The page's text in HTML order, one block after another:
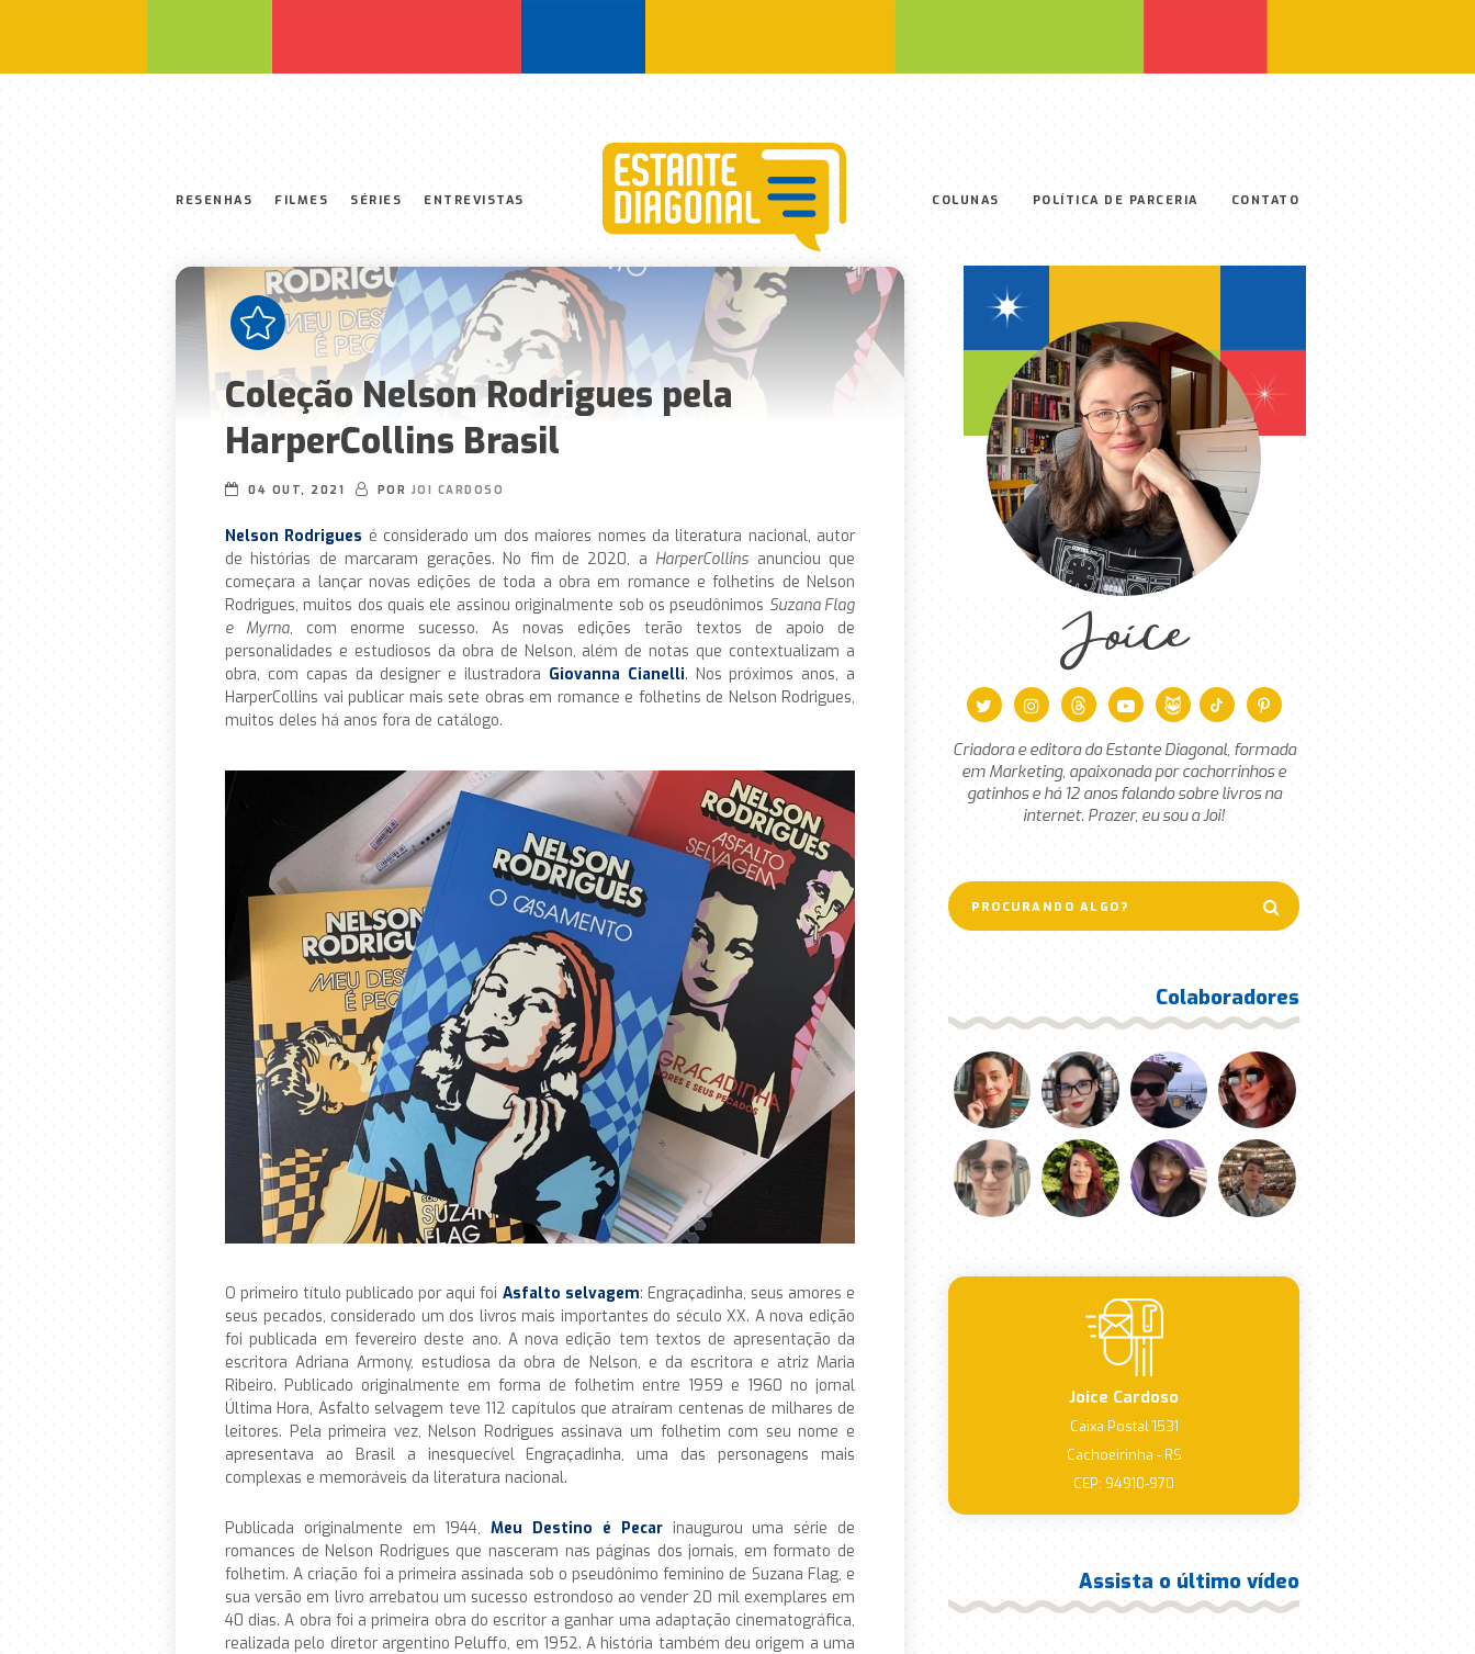
RESENHAS FILMES SÉRIES ENTREVISTAS COLUNAS POLÍTICA DE PARCERIA CONTATO
Coleção Nelson Rodrigues pela
HarperCollins Brasil
04 OUT, 2021 POR JOI CARDOSO
Nelson Rodrigues é considerado um dos maiores nomes da literatura nacional, autor
de histórias de marcaram gerações. No fim de 2020, a HarperCollins anunciou que
começara a lançar novas edições de toda a obra em romance e folhetins de Nelson
Rodrigues, muitos dos quais ele assinou originalmente sob os pseudônimos Suzana Flag
e Myrna, com enorme sucesso. As novas edições terão textos de apoio de
personalidades e estudiosos da obra de Nelson, além de notas que contextualizam a
obra, com capas da designer e ilustradora Giovanna Cianelli. Nos próximos anos, a
HarperCollins vai publicar mais sete obras em romance e folhetins de Nelson Rodrigues,
muitos deles há anos fora de catálogo.
O primeiro título publicado por aqui foi Asfalto selvagem: Engraçadinha, seus amores e
seus pecados, considerado um dos livros mais importantes do século XX. A nova edição
foi publicada em fevereiro deste ano. A nova edição tem textos de apresentação da
escritora Adriana Armony, estudiosa da obra de Nelson, e da escritora e atriz Maria
Ribeiro. Publicado originalmente em forma de folhetim entre 1959 e 1960 no jornal
Última Hora, Asfalto selvagem teve 112 capítulos que atraíram centenas de milhares de
leitores. Pela primeira vez, Nelson Rodrigues assinava um folhetim com seu nome e
apresentava ao Brasil a inesquecível Engraçadinha, uma das personagens mais
complexas e memoráveis da literatura nacional.
Publicada originalmente em 1944,Meu Destino é Pecarinaugurou uma série de
romances de Nelson Rodrigues que nasceram nas páginas dos jornais, em formato de
folhetim. A criação foi a primeira assinada sob o pseudônimo feminino de Suzana Flag, e
sua versão em livro arrebatou um sucesso estrondoso ao vender 20 mil exemplares em
40 dias. A obra foi a primeira obra do escritor a ganhar uma adaptação cinematográfica,
realizada pelo diretor argentino Peluffo, em 1952. A história também deu origem a uma
Joice
Criadora e editora do Estante Diagonal, formada
em Marketing, apaixonada por cachorrinhos e
gatinhos e há 12 anos falando sobre livros na
internet. Prazer, eu sou a Joi!
Colaboradores
Joice Cardoso
Caixa Postal 1531
Cachoeirinha - RS
CEP: 94910-970
Assista o último vídeo